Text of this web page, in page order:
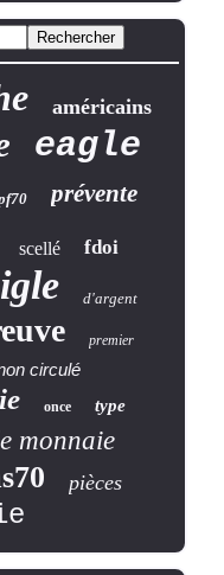
américains
eagle
prévente
scellé fdoi
d'argent
premier
circulé
once type
monnaie
pièces